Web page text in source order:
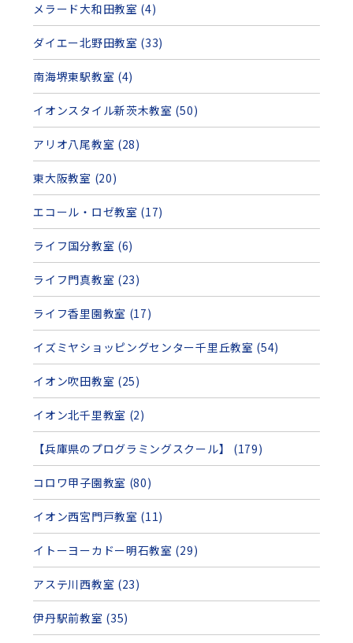
メラード大和田教室 (4)
ダイエー北野田教室 (33)
南海堺東駅教室 (4)
イオンスタイル新茨木教室 (50)
アリオ八尾教室 (28)
東大阪教室 (20)
エコール・ロゼ教室 (17)
ライフ国分教室 (6)
ライフ門真教室 (23)
ライフ香里園教室 (17)
イズミヤショッピングセンター千里丘教室 (54)
イオン吹田教室 (25)
イオン北千里教室 (2)
【兵庫県のプログラミングスクール】 (179)
コロワ甲子園教室 (80)
イオン西宮門戸教室 (11)
イトーヨーカドー明石教室 (29)
アステ川西教室 (23)
伊丹駅前教室 (35)